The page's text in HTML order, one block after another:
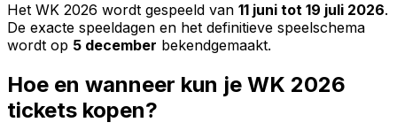
Het WK 2026 wordt gespeeld van 11 juni tot 19 juli 2026.
De exacte speeldagen en het definitieve speelschema
wordt op 5 december bekendgemaakt.
Hoe en wanneer kun je WK 2026
tickets kopen?